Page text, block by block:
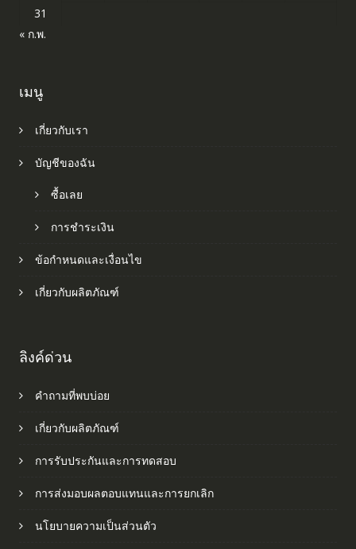
31
« ก.พ.
เมนู
เกี่ยวกับเรา
บัญชีของฉัน
ซื้อเลย
การชำระเงิน
ข้อกำหนดและเงื่อนไข
เกี่ยวกับผลิตภัณฑ์
ลิงค์ด่วน
คำถามที่พบบ่อย
เกี่ยวกับผลิตภัณฑ์
การรับประกันและการทดสอบ
การส่งมอบผลตอบแทนและการยกเลิก
นโยบายความเป็นส่วนตัว